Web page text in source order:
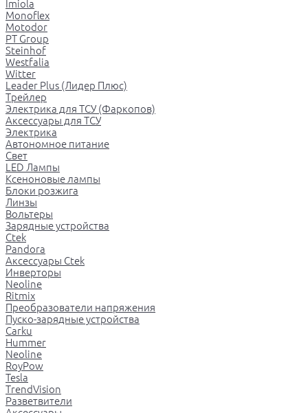
Imiola
Monoflex
Motodor
PT Group
Steinhof
Westfalia
Witter
Leader Plus (Лидер Плюс)
Трейлер
Электрика для ТСУ (Фаркопов)
Аксессуары для ТСУ
Электрика
Автономное питание
Свет
LED Лампы
Ксеноновые лампы
Блоки розжига
Линзы
Вольтеры
Зарядные устройства
Ctek
Pandora
Аксессуары Ctek
Инверторы
Neoline
Ritmix
Преобразователи напряжения
Пуско-зарядные устройства
Carku
Hummer
Neoline
RoyPow
Tesla
TrendVision
Разветвители